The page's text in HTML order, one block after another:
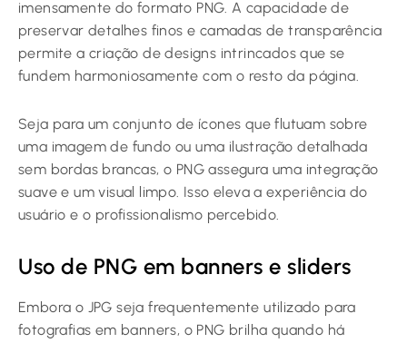
imensamente do formato PNG. A capacidade de
preservar detalhes finos e camadas de transparência
permite a criação de designs intrincados que se
fundem harmoniosamente com o resto da página.
Seja para um conjunto de ícones que flutuam sobre
uma imagem de fundo ou uma ilustração detalhada
sem bordas brancas, o PNG assegura uma integração
suave e um visual limpo. Isso eleva a experiência do
usuário e o profissionalismo percebido.
Uso de PNG em banners e sliders
Embora o JPG seja frequentemente utilizado para
fotografias em banners, o PNG brilha quando há